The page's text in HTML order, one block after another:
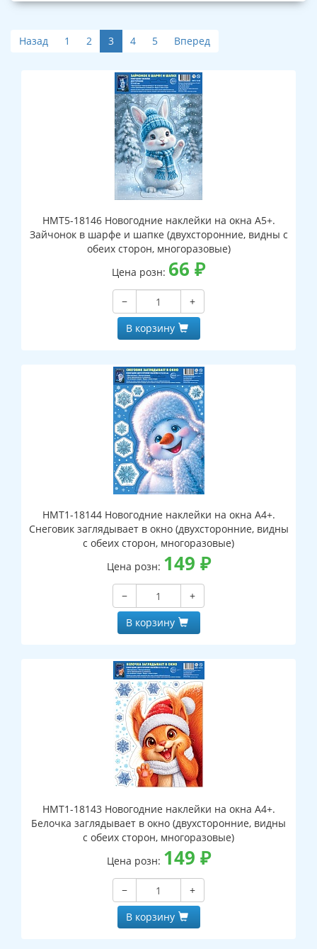
Назад 1 2 3 4 5 Вперед
НМТ5-18146 Новогодние наклейки на окна А5+.
Зайчонок в шарфе и шапке (двухсторонние, видны с
обеих сторон, многоразовые)
Цена розн: 66 ₽
−
+
В корзину
НМТ1-18144 Новогодние наклейки на окна А4+.
Снеговик заглядывает в окно (двухсторонние, видны
с обеих сторон, многоразовые)
Цена розн: 149 ₽
−
+
В корзину
НМТ1-18143 Новогодние наклейки на окна А4+.
Белочка заглядывает в окно (двухсторонние, видны
с обеих сторон, многоразовые)
Цена розн: 149 ₽
−
+
В корзину